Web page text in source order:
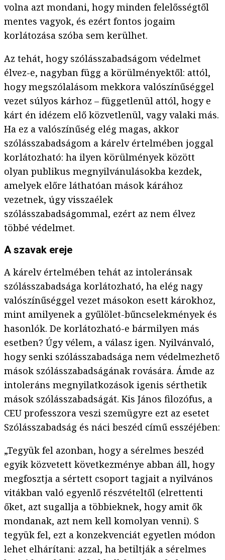
volna azt mondani, hogy minden felelősségtől
mentes vagyok, és ezért fontos jogaim
korlátozása szóba sem kerülhet.
Az tehát, hogy szólásszabadságom védelmet
élvez-e, nagyban függ a körülményektől: attól,
hogy megszólalásom mekkora valószínűséggel
vezet súlyos kárhoz – függetlenül attól, hogy e
kárt én idézem elő közvetlenül, vagy valaki más.
Ha ez a valószínűség elég magas, akkor
szólásszabadságom a kárelv értelmében joggal
korlátozható: ha ilyen körülmények között
olyan publikus megnyilvánulásokba kezdek,
amelyek előre láthatóan mások kárához
vezetnek, úgy visszaélek
szólásszabadságommal, ezért az nem élvez
többé védelmet.
A szavak ereje
A kárelv értelmében tehát az intoleránsak
szólásszabadsága korlátozható, ha elég nagy
valószínűséggel vezet másokon esett károkhoz,
mint amilyenek a gyűlölet-bűncselekmények és
hasonlók. De korlátozható-e bármilyen más
esetben? Úgy vélem, a válasz igen. Nyilvánvaló,
hogy senki szólásszabadsága nem védelmezhető
mások szólásszabadságának rovására. Ámde az
intoleráns megnyilatkozások igenis sérthetik
mások szólásszabadságát. Kis János filozófus, a
CEU professzora veszi szemügyre ezt az esetet
Szólásszabadság és náci beszéd című esszéjében:
„Tegyük fel azonban, hogy a sérelmes beszéd
egyik közvetett következménye abban áll, hogy
megfosztja a sértett csoport tagjait a nyilvános
vitákban való egyenlő részvételtől (elrettenti
őket, azt sugallja a többieknek, hogy amit ők
mondanak, azt nem kell komolyan venni). S
tegyük fel, ezt a konzekvenciát egyetlen módon
lehet elhárítani: azzal, ha betiltják a sérelmes